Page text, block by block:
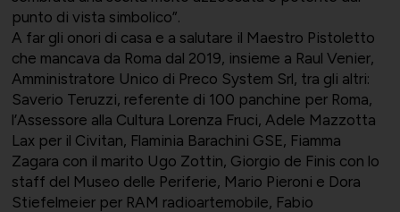
punto di vista simbolico”.
A far gli onori di casa e a salutare il Maestro Pistoletto
che mancava da Roma dal 2019, insieme a Raul Venier,
Amministratore Unico di Preco System Srl, tra gli altri:
Saverio Teruzzi, referente di 100 panchine per Roma,
l’Assessore alla Cultura Lorenza Fruci, Adele Mazzotta
Lax per il Civitan, Flaminia Barachini GSE, Fiamma
Zagara con il marito Ugo Zottin, Giorgio de Finis con lo
staff del Museo delle Periferie, Mario Pieroni e Dora
Stiefelmeier per RAM radioartemobile, Fabio